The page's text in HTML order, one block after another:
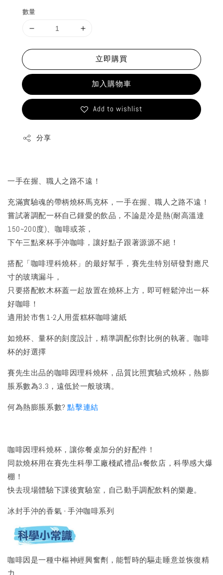
數量
立即購買
加入購物車
Add to wishlist
分享
一手在握、職人之路不遠！
充滿實驗魂的帶柄燒杯馬克杯，一手在握、職人之路不遠！
嘗試著調配一杯自己鍾愛的飲品，不論是冷是熱(耐高溫達
150~200度)、咖啡或茶，
下午三點來杯手沖咖啡，讓好點子跟著源源不絕！
搭配「咖啡理科燒杯」的最好幫手，賽先生特別研發對應尺
寸的玻璃漏斗，
只要搭配軟木杯蓋一起放置在燒杯上方，即可輕鬆沖出一杯
好咖啡！
適用於市售1-2人用蛋糕杯咖啡濾紙
如燒杯、量杯的刻度設計，精準調配你對比例的執著。咖啡
杯的好選擇
賽先生出品的咖啡因理科燒杯，品質比照實驗式燒杯，熱膨
脹系數為3.3，遠低於一般玻璃。
何為熱膨脹系數?點擊連結
咖啡因理科燒杯，讓你餐桌加分的好配件！
同款燒杯用在賽先生科學工廠棧貳禮品x餐飲店，科學感大爆
棚！
快去現場體驗下課後實驗室，自己動手調配飲料的樂趣。
冰封手沖的香氣 - 手沖咖啡系列
咖啡因是一種中樞神經興奮劑，能暫時的驅走睡意並恢復精